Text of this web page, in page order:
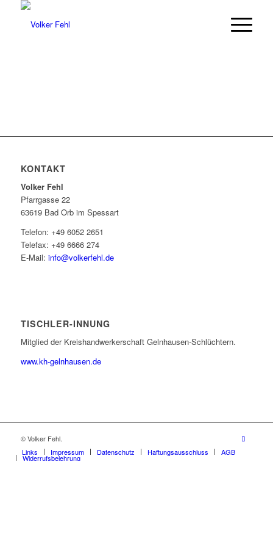
KONTAKT
Volker Fehl
Pfarrgasse 22
63619 Bad Orb im Spessart
Telefon: +49 6052 2651
Telefax: +49 6666 274
E-Mail: info@volkerfehl.de
TISCHLER-INNUNG
Mitglied der Kreishandwerkerschaft Gelnhausen-Schlüchtern.
www.kh-gelnhausen.de
© Volker Fehl.
Links
Impressum Datenschutz Haftungsausschluss AGB
Widerrufsbelehrung